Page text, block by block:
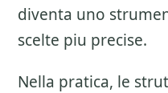
diventa uno
scelte piu precise.
Nella pratica, le